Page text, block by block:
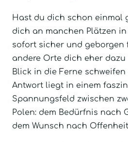
Hast du dich schon einmal
dich an manchen Plätzen in
sofort sicher und geborgen
andere Orte dich eher dazu
Blick in die Ferne schweifen
Antwort liegt in einem
Spannungsfeld zwischen
Polen: dem Bedürfnis nach
dem Wunsch nach